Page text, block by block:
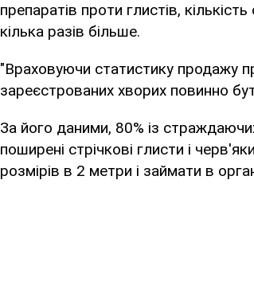
препаратів проти глистів,
кілька разів більше.
"Враховуючи статистику продажу
зареєстрованих хворих повинно
За його даними, 80% із
поширені стрічкові глисти і
розмірів в 2 метри і займати в